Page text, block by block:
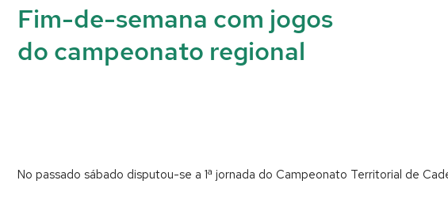
Fim-de-semana com jogos
do campeonato regional
No passado sábado disputou-se a 1ª jornada do Campeonato Territorial de